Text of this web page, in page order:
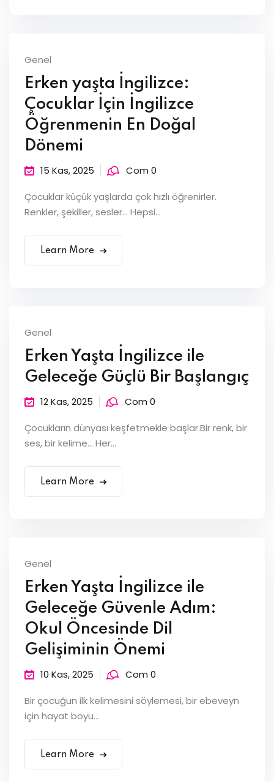
Genel
Erken yaşta İngilizce:
Çocuklar İçin İngilizce
Öğrenmenin En Doğal
Dönemi
15 Kas, 2025 Com 0
Çocuklar küçük yaşlarda çok hızlı öğrenirler.
Renkler, şekiller, sesler… Hepsi...
Learn More
Genel
Erken Yaşta İngilizce ile
Geleceğe Güçlü Bir Başlangıç
12 Kas, 2025 Com 0
Çocukların dünyası keşfetmekle başlar.Bir renk, bir
ses, bir kelime… Her...
Learn More
Genel
Erken Yaşta İngilizce ile
Geleceğe Güvenle Adım:
Okul Öncesinde Dil
Gelişiminin Önemi
10 Kas, 2025 Com 0
Bir çocuğun ilk kelimesini söylemesi, bir ebeveyn
için hayat boyu...
Learn More